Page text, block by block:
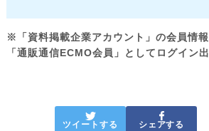
※「資料掲載企業アカウント」の会員情
「通販通信ECMO会員」としてログイン出
ツイートする シェアする